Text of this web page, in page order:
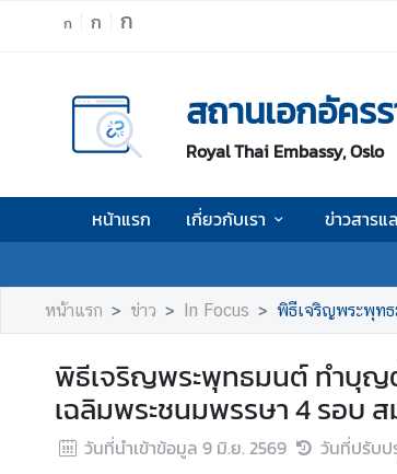
ก ก ก
สถานเอกอัคร
Royal Thai Embassy, Oslo
หน้าแรก เกี่ยวกับเรา ข่าวสารแ
ก
เ
ย
บ
เ
ร
า
หน้าแรก ข่าว In Focus พิธีเจริญพระพุทธมน
พิธีเจริญพระพุทธมนต์ ทำบุญตั
เฉลิมพระชนมพรรษา 4 รอบ
วันที่นำเข้าข้อมูล 9 มิ.ย. 2569 วันที่ปรับป